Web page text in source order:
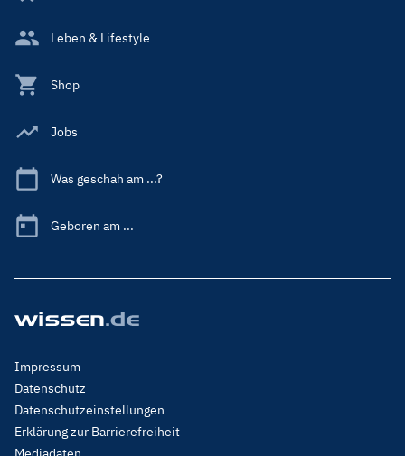
Leben & Lifestyle
Shop
Jobs
Was geschah am ...?
Geboren am ...
Footer
Menu
Legal
Impressum
Datenschutz
Datenschutzeinstellungen
Erklärung zur Barrierefreiheit